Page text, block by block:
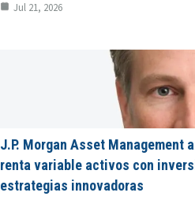
Jul 21, 2026
J.P. Morgan Asset Management
renta variable activos con
estrategias innovadoras